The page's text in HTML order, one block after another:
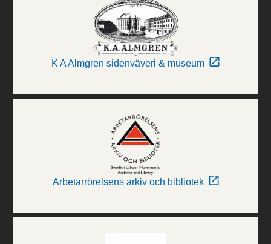
K A Almgren sidenväveri & museum
Arbetarrörelsens arkiv och bibliotek